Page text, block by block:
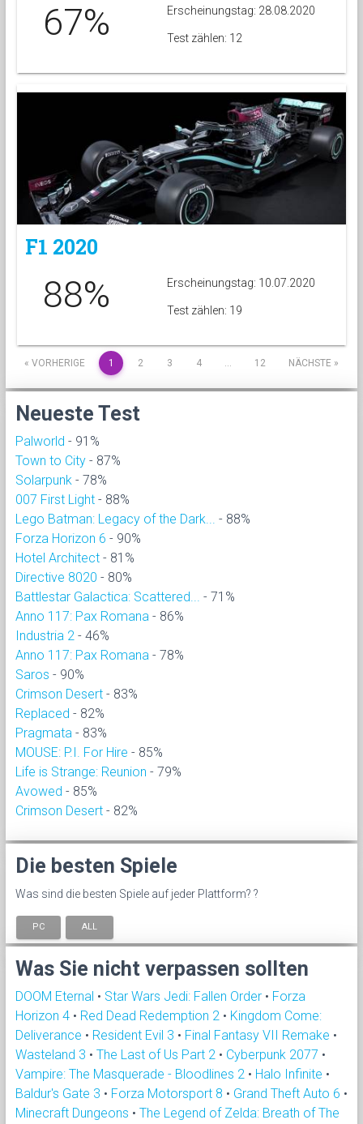
67% Erscheinungstag: 28.08.2020
Test zählen: 12
F1 2020
88% Erscheinungstag: 10.07.2020
Test zählen: 19
« VORHERIGE 1 2 3 4 12 NÄCHSTE »
Neueste Test
Palworld - 91%
Town to City - 87%
Solarpunk - 78%
007 First Light - 88%
Lego Batman: Legacy of the Dark...
- 88%
Forza Horizon 6 - 90%
Hotel Architect - 81%
Directive 8020 - 80%
Battlestar Galactica: Scattered...
- 71%
Anno 117: Pax Romana - 86%
Industria 2 - 46%
Anno 117: Pax Romana - 78%
Saros - 90%
Crimson Desert - 83%
Replaced - 82%
Pragmata - 83%
MOUSE: P.I. For Hire - 85%
Life is Strange: Reunion - 79%
Avowed - 85%
Crimson Desert - 82%
Die besten Spiele
Was sind die besten Spiele auf jeder Plattform? ?
PC ALL
Was Sie nicht verpassen sollten
DOOM Eternal • Star Wars Jedi: Fallen Order • Forza
Horizon 4 • Red Dead Redemption 2 • Kingdom Come:
Deliverance • Resident Evil 3 • Final Fantasy VII Remake •
Wasteland 3 • The Last of Us Part 2 • Cyberpunk 2077 •
Vampire: The Masquerade - Bloodlines 2 • Halo Infinite •
Baldur's Gate 3 • Forza Motorsport 8 • Grand Theft Auto 6 •
Minecraft Dungeons • The Legend of Zelda: Breath of The